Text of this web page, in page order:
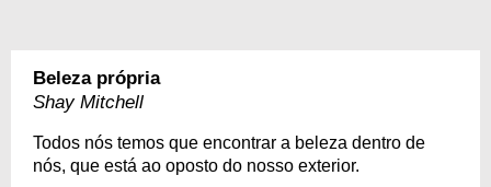
Beleza própria
Shay Mitchell
Todos nós temos que encontrar a beleza dentro de
nós, que está ao oposto do nosso exterior.